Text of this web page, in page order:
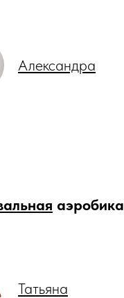
Александра
аэробика
Татьяна